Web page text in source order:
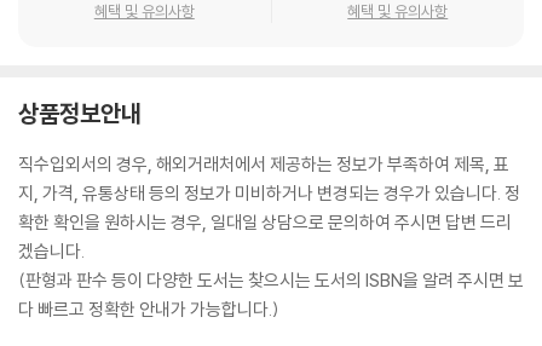
혜택 및 유의사항 혜택 및 유의사항
상품정보안내
직수입외서의 경우, 해외거래처에서 제공하는 정보가 부족하여 제목, 표
지, 가격, 유통상태 등의 정보가 미비하거나 변경되는 경우가 있습니다. 정
확한 확인을 원하시는 경우, 일대일 상담으로 문의하여 주시면 답변 드리
겠습니다.
(판형과 판수 등이 다양한 도서는 찾으시는 도서의 ISBN을 알려 주시면 보
다 빠르고 정확한 안내가 가능합니다.)